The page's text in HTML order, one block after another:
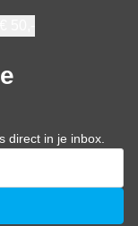
direct in je inbox.